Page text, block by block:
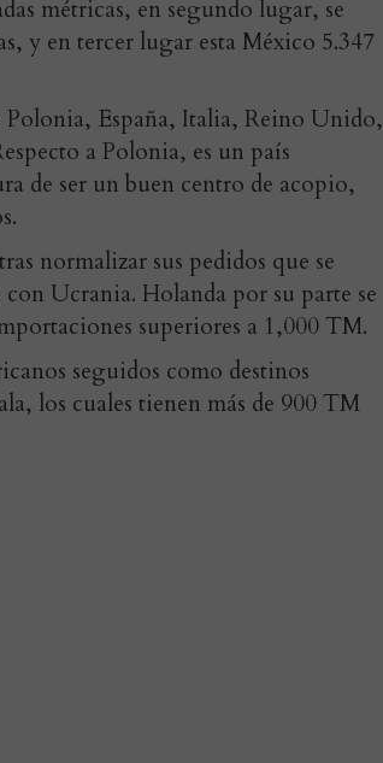
métricas, en segundo lugar, se
y en tercer lugar esta México 5.347
Polonia, España, Italia, Reino Unido,
a Polonia, es un país
de ser un buen centro de acopio,
normalizar sus pedidos que se
Ucrania. Holanda por su parte se
superiores a 1,000 TM.
seguidos como destinos
los cuales tienen más de 900 TM